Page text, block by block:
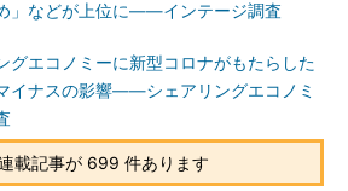
め」などが上位に――インテージ調査
グエコノミーに新型コロナがもたらした
イナスの影響――シェアリングエコノミ
載記事が 699 件あります